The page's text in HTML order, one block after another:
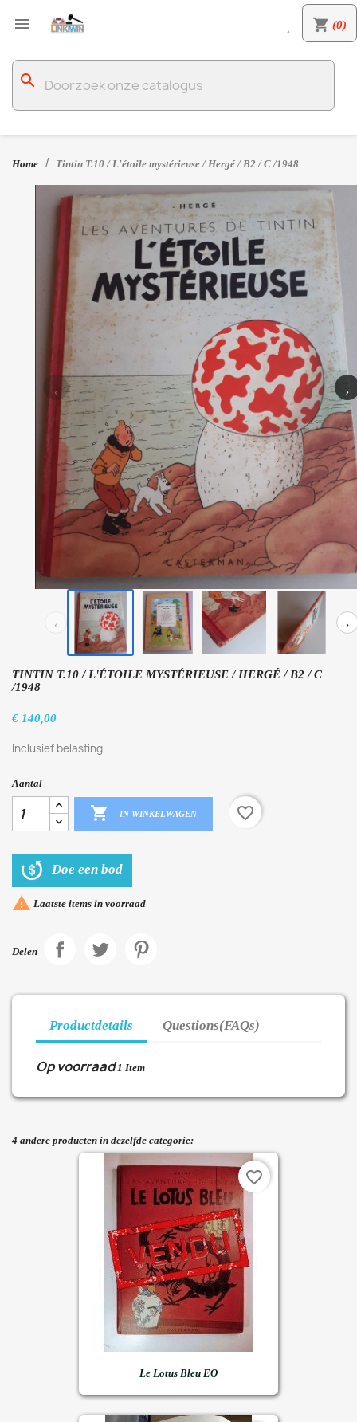
 shopping_cart (0)

search
Home Tintin T.10 / L'étoile mystérieuse / Hergé / B2 / C /1948
‹ ›
‹ ›
TINTIN T.10 / L'ÉTOILE MYSTÉRIEUSE / HERGÉ / B2 / C
/1948
€ 140,00
Inclusief belasting
Aantal
 IN WINKELWAGEN favorite_border
Doe een bod
 Laatste items in voorraad
Delen
Productdetails Questions(FAQs)
Op voorraad 1 Item
4 andere producten in dezelfde categorie:
Le Lotus Bleu EO
favorite_border